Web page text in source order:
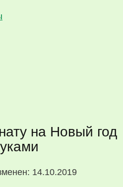
на Новый год
14.10.2019